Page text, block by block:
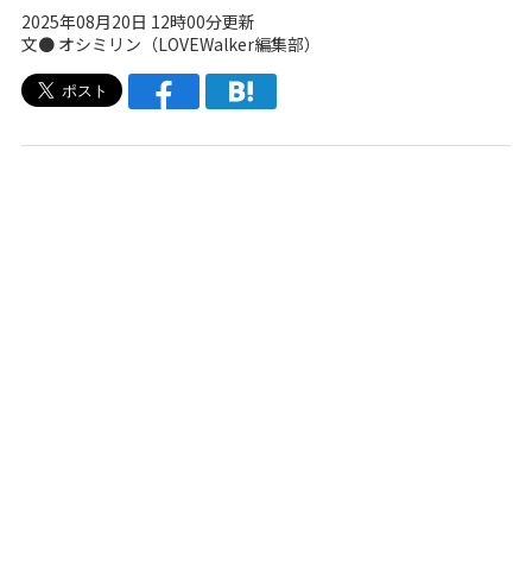
2025年08月20日 12時00分更新
文● オシミリン（LOVEWalker編集部）